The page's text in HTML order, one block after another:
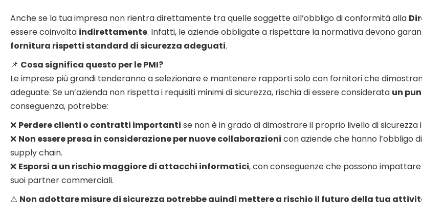
Anche se la tua impresa non rientra direttamente tra quelle soggette all’obbligo di conformità alla
essere coinvolta indirettamente. Infatti, le aziende obbligate a rispettare la normativa devono
fornitura rispetti standard di sicurezza adeguati.
📌 Cosa significa questo per le PMI?
Le imprese più grandi tenderanno a selezionare e mantenere rapporti solo con fornitori che
adeguate. Se un’azienda non rispetta i requisiti minimi di sicurezza, rischia di essere considerata un
conseguenza, potrebbe:
❌ Perdere clienti o contratti importanti se non è in grado di dimostrare il proprio livello di
❌ Non essere presa in considerazione per nuove collaborazioni con aziende che hanno l’obbligo
supply chain.
❌ Esporsi a un rischio maggiore di attacchi informatici, con conseguenze che possono
suoi partner commerciali.
⚠ Non adottare misure di sicurezza potrebbe quindi mettere a rischio il futuro della tua